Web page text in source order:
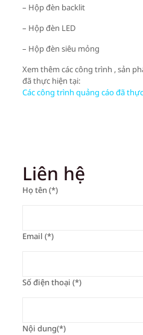
– Hộp đèn backlit
– Hộp đèn LED
– Hộp đèn siêu mỏng
Xem thêm các công trình , sản
đã thực hiện tại:
Các công trình quảng cáo đã
Liên hệ
Họ tên (*)
Email (*)
Số điện thoại (*)
Nội dung(*)